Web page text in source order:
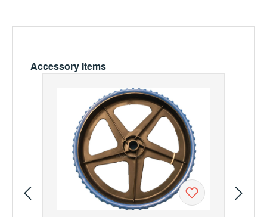
Produktgalerie überspringen
Accessory Items